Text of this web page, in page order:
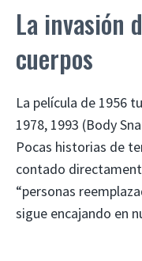
La invasión
cuerpos
La película de 1956
1978, 1993 (Body
Pocas historias de
contado
“personas
sigue encajando en